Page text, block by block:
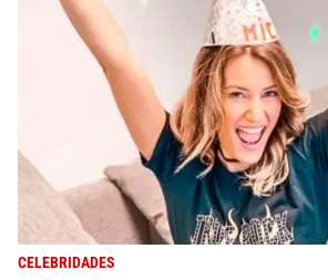
CELEBRIDADES